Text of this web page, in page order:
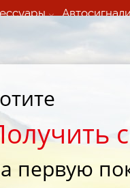
всем
(Пн-Пт) с 9:00 -
первую